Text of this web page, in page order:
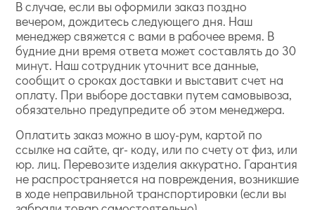
В случае, если вы оформили заказ поздно
вечером, дождитесь следующего дня. Наш
менеджер свяжется с вами в рабочее время. В
будние дни время ответа может составлять до 30
минут. Наш сотрудник уточнит все данные,
сообщит о сроках доставки и выставит счет на
оплату. При выборе доставки путем самовывоза,
обязательно предупредите об этом менеджера.
Оплатить заказ можно в шоу-рум, картой по
ссылке на сайте, qr- коду, или по счету от физ, или
юр. лиц. Перевозите изделия аккуратно. Гарантия
не распространяется на повреждения, возникшие
в ходе неправильной транспортировки (если вы